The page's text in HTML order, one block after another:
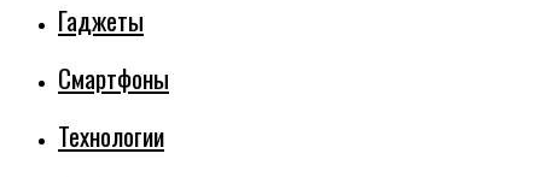
Гаджеты
Смартфоны
Технологии